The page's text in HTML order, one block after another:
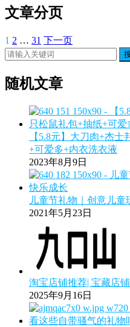
文章分页
1 2 … 31 下一页
随机文章
【5.8元】大刀肉+杰
+可爱多+内衣洗衣液
2023年8月9日
儿童节礼物｜创意儿
2021年5月23日
淘宝店铺推荐| 宝藏店
2025年9月16日